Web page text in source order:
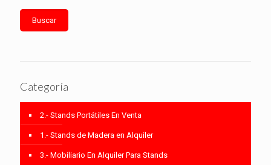
Buscar
Categoría
2.- Stands Portátiles En Venta
1.- Stands de Madera en Alquiler
3.- Mobiliario En Alquiler Para Stands